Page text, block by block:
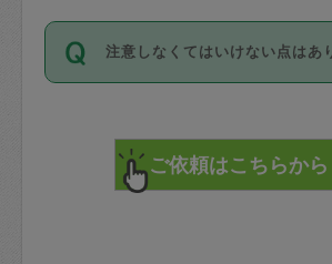
詳細FAQ：
損害賠償保険につ
72時間を超える※と、以下の
料が発生します。
直前キャンセル料：
72時間前〜24時間前＝依頼料
まず、条件の合う気になるタ
みてください。
その後、一番気に入ったタス
不在の場合の作業はタスカジ
が必要です。数回の依頼のの
ジさんと依頼者の間で十分な
てください。
不在時に部屋に入るためにタ
注意しなくてはいけない点はあ
で、必ず鍵のかかるロッカー
れて依頼者の責任の元管理す
けてください。